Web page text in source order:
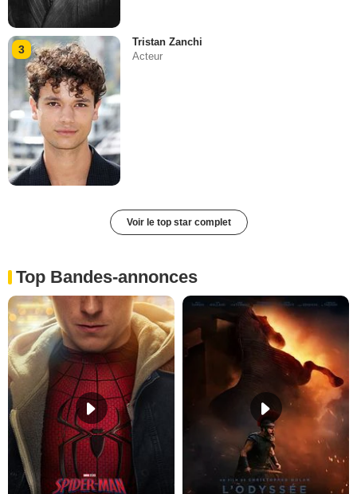
3
Tristan Zanchi
Acteur
Voir le top star complet
Top Bandes-annonces